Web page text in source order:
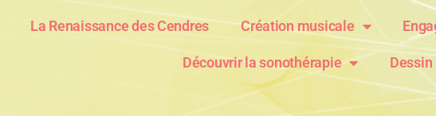
La Renaissance des Cendres Création musicale
Découvrir la sonothérapie Dessin